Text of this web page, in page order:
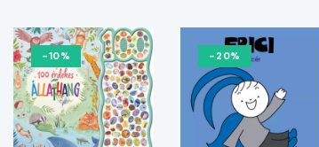
-10% -20%